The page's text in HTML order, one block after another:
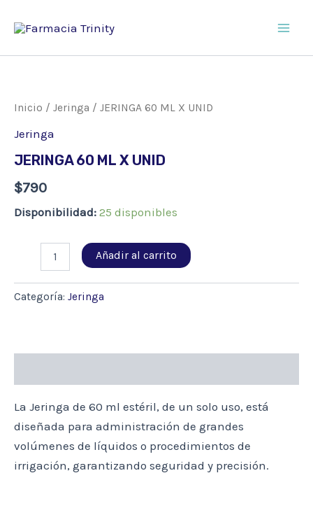
Inicio / Jeringa / JERINGA 60 ML X UNID
Jeringa
JERINGA 60 ML X UNID
$790
Disponibilidad: 25 disponibles
X
Añadir al carrito
Categoría: Jeringa
La Jeringa de 60 ml estéril, de un solo uso, está
diseñada para administración de grandes
volúmenes de líquidos o procedimientos de
irrigación, garantizando seguridad y precisión.